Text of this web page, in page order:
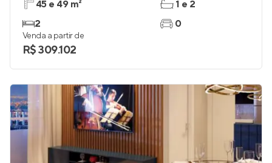
45 e 49 m²
2
1 e 2
0
Venda a partir de
R$ 309.102